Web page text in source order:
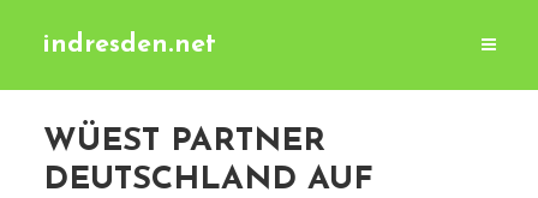
indresden.net
WÜEST PARTNER
DEUTSCHLAND AUF